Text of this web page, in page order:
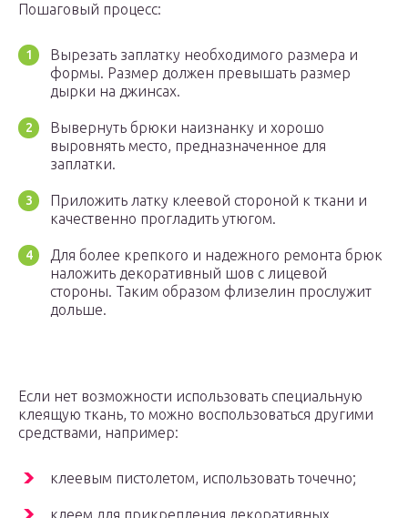
Пошаговый процесс:
Вырезать заплатку необходимого размера и
формы. Размер должен превышать размер
дырки на джинсах.
Вывернуть брюки наизнанку и хорошо
выровнять место, предназначенное для
заплатки.
Приложить латку клеевой стороной к ткани и
качественно прогладить утюгом.
Для более крепкого и надежного ремонта брюк
наложить декоративный шов с лицевой
стороны. Таким образом флизелин прослужит
дольше.
Если нет возможности использовать специальную
клеящую ткань, то можно воспользоваться другими
средствами, например:
клеевым пистолетом, использовать точечно;
клеем для прикрепления декоративных